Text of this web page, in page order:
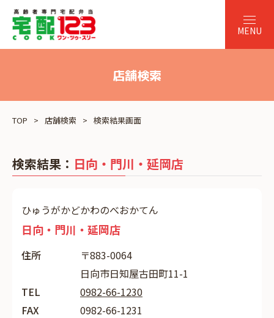
店舗検索
TOP 店舗検索 検索結果画面
検索結果： 日向・門川・延岡店
ひゅうがかどかわのべおかてん
日向・門川・延岡店
住所
〒883-0064
日向市日知屋古田町11-1
TEL
0982-66-1230
FAX
0982-66-1231